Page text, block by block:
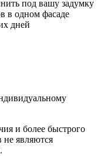
под вашу задумку
в одном фасаде
дней
и более быстрого
не являются